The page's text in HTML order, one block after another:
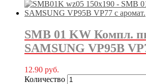
SMB 01 KW Компл.
SAMSUNG VP95B
12.90 руб.
Количество